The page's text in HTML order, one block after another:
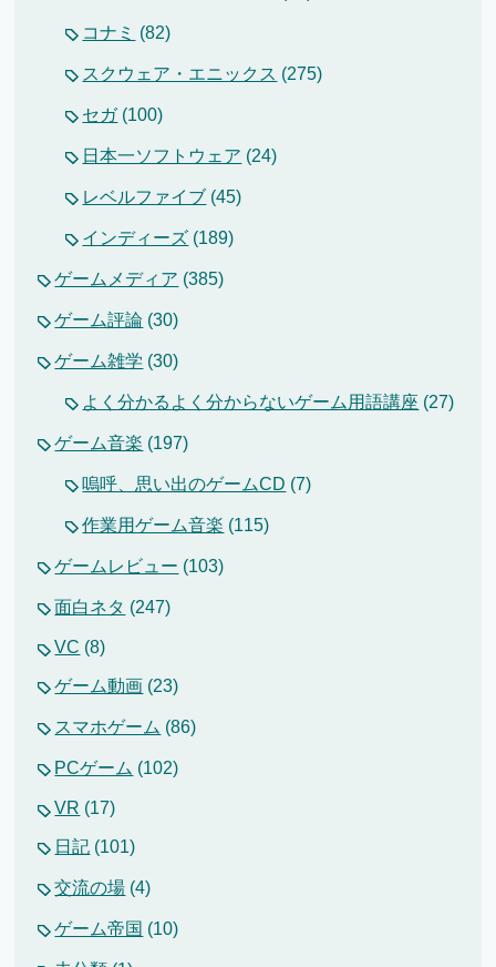
コナミ (82)
スクウェア・エニックス (275)
セガ(100)
日本一ソフトウェア (24)
レベルファイブ (45)
インディーズ (189)
ゲームメディア (385)
ゲーム評論 (30)
ゲーム雑学 (30)
よく分かるよく分からないゲーム用語講座 (27)
ゲーム音楽 (197)
嗚呼、思い出のゲームCD (7)
作業用ゲーム音楽 (115)
ゲームレビュー (103)
面白ネタ (247)
VC (8)
ゲーム動画 (23)
スマホゲーム (86)
PCゲーム (102)
VR (17)
日記 (101)
交流の場 (4)
ゲーム帝国 (10)